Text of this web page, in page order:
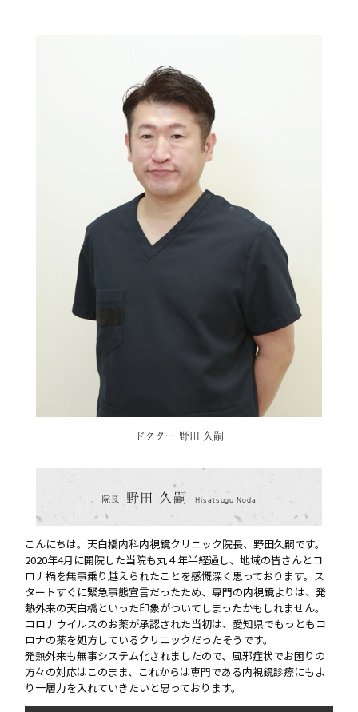
ドクター 野田 久嗣
院長 野田 久嗣 Hisatsugu Noda
こんにちは。天白橋内科内視鏡クリニック院長、野田久嗣です。
2020年4月に開院した当院も丸４年半経過し、地域の皆さんとコ
ロナ禍を無事乗り越えられたことを感慨深く思っております。ス
タートすぐに緊急事態宣言だったため、専門の内視鏡よりは、発
熱外来の天白橋といった印象がついてしまったかもしれません。
コロナウイルスのお薬が承認された当初は、愛知県でもっともコ
ロナの薬を処方しているクリニックだったそうです。
発熱外来も無事システム化されましたので、風邪症状でお困りの
方々の対応はこのまま、これからは専門である内視鏡診療にもよ
り一層力を入れていきたいと思っております。